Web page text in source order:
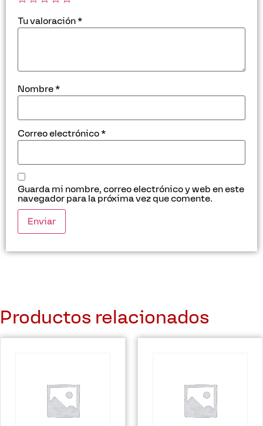
Tu valoración*
Nombre*
Correo electrónico*
Guarda mi nombre, correo electrónico y web en este
navegador para la próxima vez que comente.
Productos relacionados